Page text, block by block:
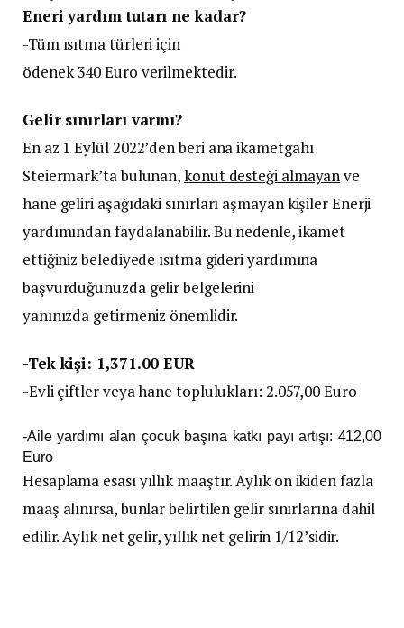
Eneri yardım tutarı ne kadar?
-Tüm ısıtma türleri için
ödenek 340 Euro verilmektedir.
Gelir sınırları varmı?
En az 1 Eylül 2022’den beri ana ikametgahı
Steiermark’ta bulunan,konut desteği almayanve
hane geliri aşağıdaki sınırları aşmayan kişiler Enerji
yardımından faydalanabilir. Bu nedenle, ikamet
ettiğiniz belediyede ısıtma gideri yardımına
başvurduğunuzda gelir belgelerini
yanınızda getirmeniz önemlidir.
-Tek kişi: 1,371.00 EUR
-Evli çiftler veya hane toplulukları: 2.057,00 Euro
-Aile yardımı alan çocuk başına katkı payı artışı: 412,00
Euro
Hesaplama esası yıllık maaştır. Aylık on ikiden fazla
maaş alınırsa, bunlar belirtilen gelir sınırlarına dahil
edilir. Aylık net gelir, yıllık net gelirin 1/12’sidir.